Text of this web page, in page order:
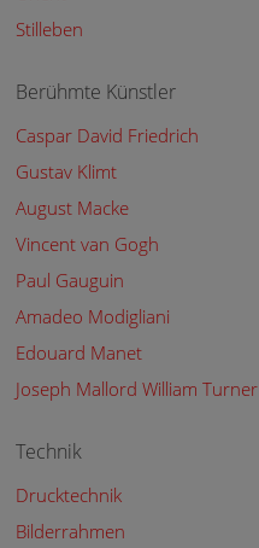
Stilleben
Berühmte Künstler
Caspar David Friedrich
Gustav Klimt
August Macke
Vincent van Gogh
Paul Gauguin
Amadeo Modigliani
Edouard Manet
Joseph Mallord William Turner
Technik
Drucktechnik
Bilderrahmen